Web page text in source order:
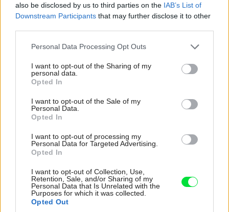
also be disclosed by us to third parties on the IAB’s List of
Downstream Participants that may further disclose it to other
Please note that this website/app uses one or more Google
not limited to your visit or usage behaviour. You may click to
grant or deny consent to Google and its third-party tags to
use your data for below specified purposes in below Google
consent section.
Personal Data Processing Opt Outs
I want to opt-out of the Sharing of my
personal data.
Opted In
I want to opt-out of the Sale of my
Personal Data.
Opted In
I want to opt-out of processing my
Personal Data for Targeted Advertising.
Opted In
I want to opt-out of Collection, Use,
Retention, Sale, and/or Sharing of my
Personal Data that Is Unrelated with the
Purposes for which it was collected.
Opted Out
– pálenými alebo betónovými.
Výrobcovia kvalitných škridiel uvádzajú ich životnosť až
100 rokov.
Ploché strechy patria k typickým prvkom
modernej
architektúry .
Ich výhodou je jednoduchá konštrukcia a možnosť
Zelené strechy sa rozlišujú podľa druhu zelene.
Extenzívne sú nenáročné, intenzívne si vyžadujú vyššiu
vrstvu substrátu a starostlivosť.